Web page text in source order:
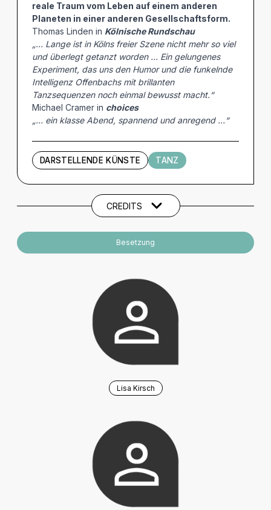
reale Traum vom Leben auf einem anderen
Planeten in einer anderen Gesellschaftsform.
Thomas Linden in Kölnische Rundschau
„… Lange ist in Kölns freier Szene nicht mehr so viel
und überlegt getanzt worden … Ein gelungenes
Experiment, das uns den Humor und die funkelnde
Intelligenz Offenbachs mit brillanten
Tanzsequenzen noch einmal bewusst macht.“
Michael Cramer in choices
„… ein klasse Abend, spannend und anregend …“
DARSTELLENDE KÜNSTE TANZ
Künstler und Beteiligte
CREDITS
Besetzung
Lisa Kirsch